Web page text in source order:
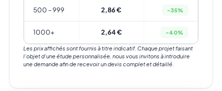
500 – 999 2,86 € -35%
1000+ 2,64 € -40%
Les prix affichés sont fournis à titre indicatif. Chaque projet faisant
l’objet d’une étude personnalisée, nous vous invitons à introduire
une demande afin de recevoir un devis complet et détaillé.